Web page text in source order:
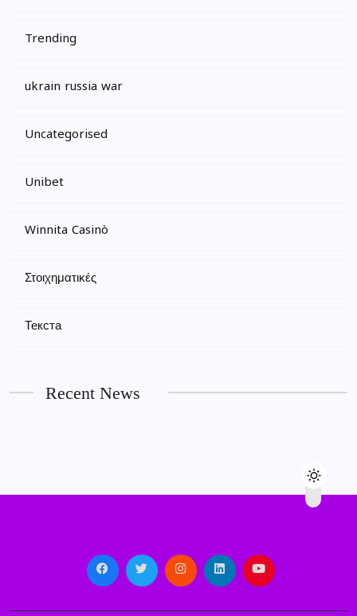
Trending
ukrain russia war
Uncategorised
Unibet
Winnita Casinò
Στοιχηματικές
Текста
Recent News